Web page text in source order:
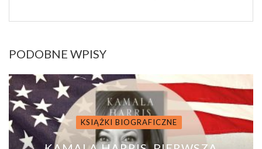
PODOBNE WPISY
KSIĄŻKI BIOGRAFICZNE